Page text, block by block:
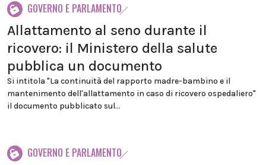
GOVERNO E PARLAMENTO
Allattamento al seno durante il
ricovero: il Ministero della salute
pubblica un documento
Si intitola "La continuità del rapporto madre-bambino e il
mantenimento dell'allattamento in caso di ricovero ospedaliero"
il documento pubblicato sul...
GOVERNO E PARLAMENTO